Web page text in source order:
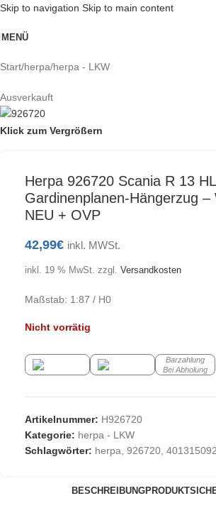
Skip to navigation Skip to main content
MENÜ
Start/herpa/herpa - LKW
Ausverkauft
Klick zum Vergrößern
Herpa 926720 Scania R 13
Gardinenplanen-Hängerzug –
NEU + OVP
42,99€ inkl. MWSt.
inkl. 19 % MwSt. zzgl. Versandkosten
Maßstab: 1:87 / H0
Nicht vorrätig
Barzahlung
Bei Abholung
Artikelnummer: H926720
Kategorie: herpa - LKW
Schlagwörter: herpa, 926720,
BESCHREIBUNG